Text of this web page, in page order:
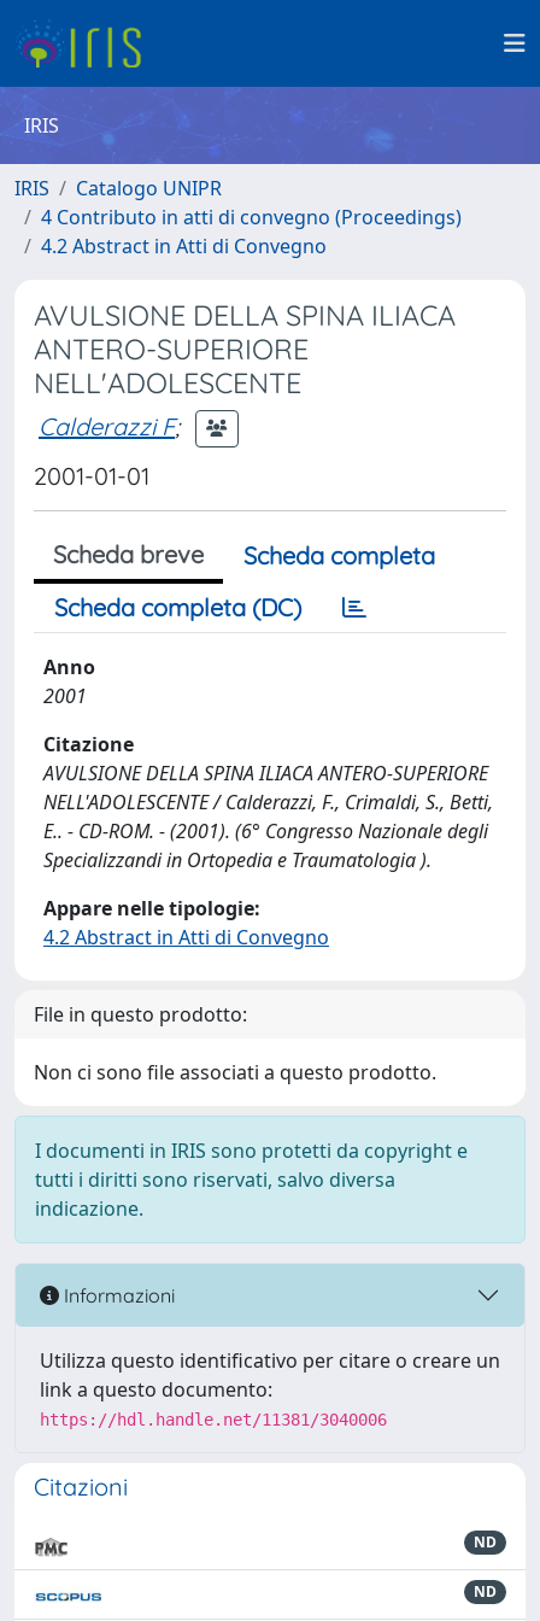
IRIS
IRIS
Catalogo UNIPR
4 Contributo in atti di convegno (Proceedings)
4.2 Abstract in Atti di Convegno
AVULSIONE DELLA SPINA ILIACA
ANTERO-SUPERIORE
NELL'ADOLESCENTE
Calderazzi F;
2001-01-01
Scheda breve
Scheda completa
Scheda completa (DC)
Anno
2001
Citazione
AVULSIONE DELLA SPINA ILIACA ANTERO-SUPERIORE
NELL'ADOLESCENTE / Calderazzi, F., Crimaldi, S., Betti,
E.. - CD-ROM. - (2001). (6° Congresso Nazionale degli
Specializzandi in Ortopedia e Traumatologia ).
Appare nelle tipologie:
4.2 Abstract in Atti di Convegno
File in questo prodotto:
Non ci sono file associati a questo prodotto.
I documenti in IRIS sono protetti da copyright e
tutti i diritti sono riservati, salvo diversa
indicazione.
Informazioni
Utilizza questo identificativo per citare o creare un
link a questo documento:
https://hdl.handle.net/11381/3040006
Citazioni
ND
ND